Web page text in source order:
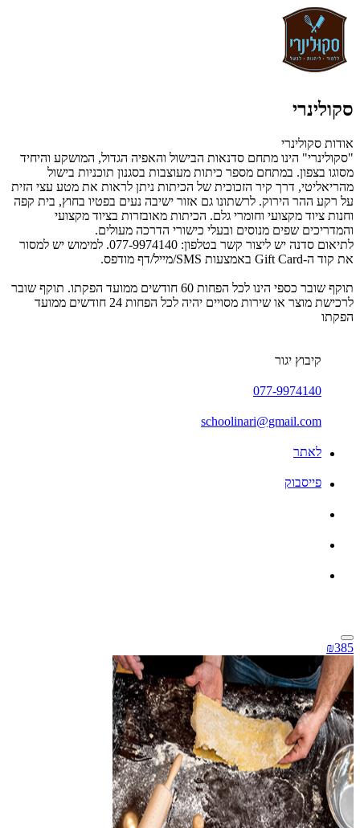
סקולינרי
אודות סקולינרי
"סקולינרי" הינו מתחם סדנאות הבישול והאפיה הגדול, המושקע והיחיד
מסוגו בצפון. במתחם מספר כיתות מעוצבות בסגנון תוכניות בישול
מהריאליטי, דרך קיר הזכוכית של הכיתות ניתן לראות את מטע עצי הזית
על רקע ההר הירוק. לרשתונו גם אזור ישיבה נעים בפטיו בחוץ, בית קפה
וחנות ציוד מקצועי וחומרי גלם. הכיתות מאובזרות בציוד מקצועי
והמדריכים שפים מנוסים ובעלי כישורי הדרכה מעולים.
לתיאום סדנה יש ליצור קשר בטלפון: 077-9974140. למימוש יש למסור
את קוד ה-Gift Card באמצעות SMS/מייל/דף מודפס.
תוקף שובר כספי הינו לכל הפחות 60 חודשים ממועד הפקתו. תוקף שובר
לרכישת מוצר או שירות מסויים יהיה לכל הפחות 24 חודשים ממועד
הפקתו
קיבוץ יגור
077-9974140
schoolinari@gmail.com
לאתר
פייסבוק
₪385